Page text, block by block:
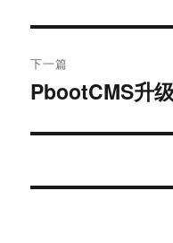
航
文
章：
下一篇
下
文
PbootCMS升